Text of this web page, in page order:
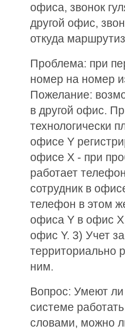
офиса, звонок
другой офис,
откуда
Проблема: при
номер на номер
Пожелание:
в другой офис.
технологически
офисе Y
офисе X - при
работает
сотрудник в
телефон в этом
офиса Y в офис
офис Y. 3) Учет
территориально
ним.
Вопрос: Умеют ли
системе
словами, можно